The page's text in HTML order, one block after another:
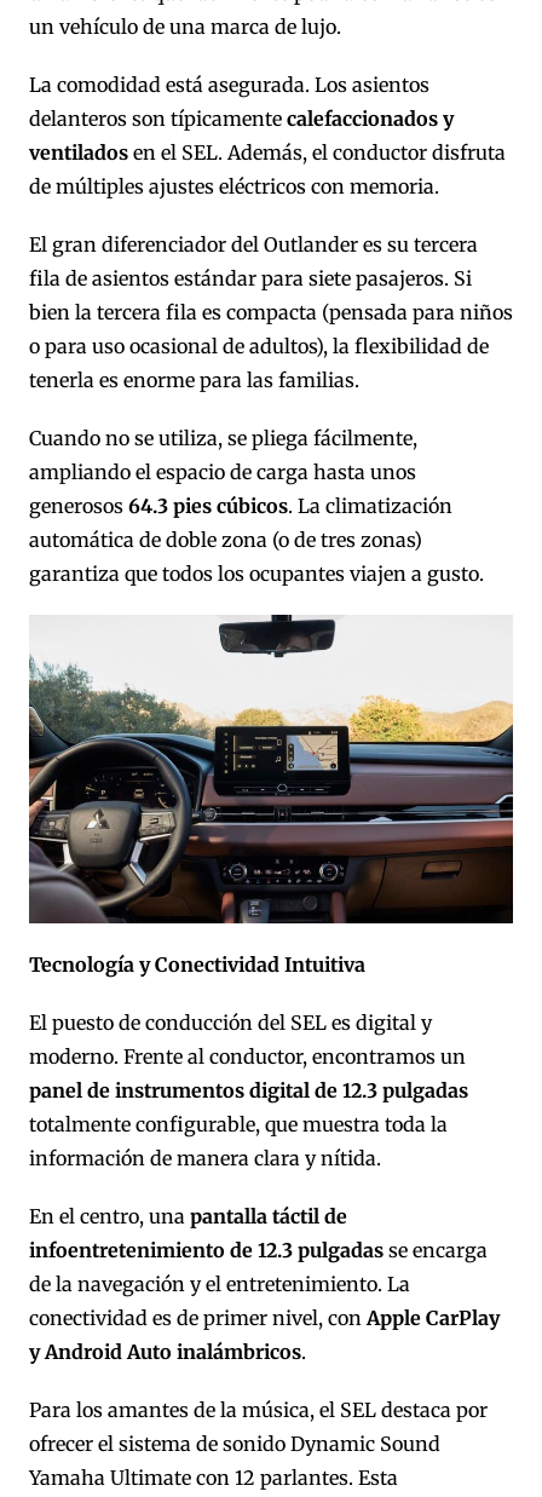
un vehículo de una marca de lujo.
La comodidad está asegurada. Los asientos
delanteros son típicamente calefaccionados y
ventiladosen el SEL. Además, el conductor disfruta
de múltiples ajustes eléctricos con memoria.
El gran diferenciador del Outlander es su tercera
fila de asientos estándar para siete pasajeros. Si
bien la tercera fila es compacta (pensada para niños
o para uso ocasional de adultos), la flexibilidad de
tenerla es enorme para las familias.
Cuando no se utiliza, se pliega fácilmente,
ampliando el espacio de carga hasta unos
generosos 64.3 pies cúbicos. La climatización
automática de doble zona (o de tres zonas)
garantiza que todos los ocupantes viajen a gusto.
Tecnología y Conectividad Intuitiva
El puesto de conducción del SEL es digital y
moderno. Frente al conductor, encontramos un
panel de instrumentos digital de 12.3 pulgadas
totalmente configurable, que muestra toda la
información de manera clara y nítida.
En el centro, una pantalla táctil de
infoentretenimiento de 12.3 pulgadasse encarga
de la navegación y el entretenimiento. La
conectividad es de primer nivel, con Apple CarPlay
y Android Auto inalámbricos.
Para los amantes de la música, el SEL destaca por
ofrecer el sistema de sonido Dynamic Sound
Yamaha Ultimate con 12 parlantes. Esta